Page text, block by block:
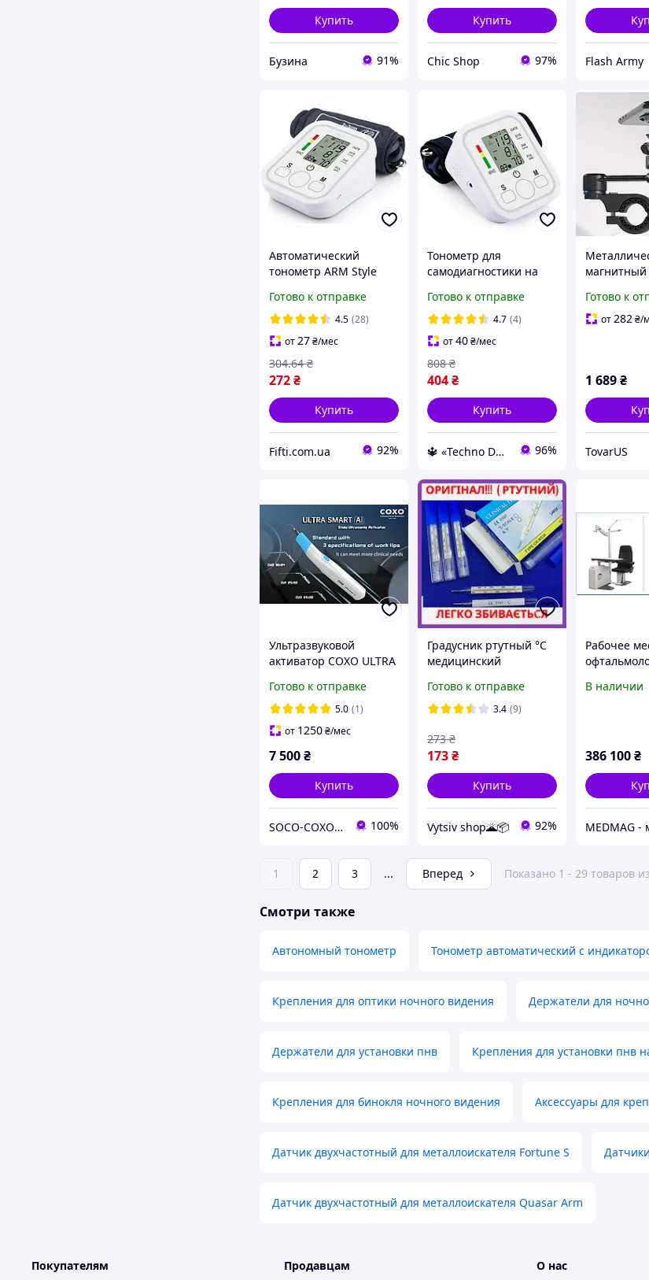
Купить
Бузина 91%
Купить
Chic Shop 97% Flash Army
Автоматический
тонометр ARM Style
аритмии
Готово к отправке
4.5 (28)
от27₴/мес
272₴
304.64 ₴
Купить
Fifti.com.ua 92%
Тонометр для
самодиагностики на
Тонометры
автоматические
компактные с
адаптером
Готово к отправке
4.7 (4)
от40₴/мес
404₴
808 ₴
Купить
🔱 «Techno Dom» Компетентность! Качество товара! Быстрая отправка! ✅ 96%
мотоцикла/
SMNU
Готово к
от282₴/
1 689₴
TovarUS
Ультразвуковой
активатор COXO ULTRA
Ultrasonic Activator LED
Готово к отправке
5.0 (1)
от 1250₴/мес
7 500₴
Купить
SOCO-COXO Эксклюзивный дистрибьютор COXO и SOCO в Украине. Игорь Ноенко рекомендует! 100%
Градусник ртутный °C
медицинский
в футляре ARM
Готово к отправке
3.4 (9)
173₴
273 ₴
Купить
Vytsiv shop🌋📦 92%
Рабочее
В наличии
386 100₴
1 2 3 ... Вперед Показано 1 - 29 товаров
Смотри также
Автономный тонометр Тонометр автоматический с
Крепления для оптики ночного видения Держатели для
Держатели для установки пнв Крепления для установки пнв
Крепления для бинокля ночного видения Аксессуары для
Датчик двухчастотный для металлоискателя Fortune S
Датчик двухчастотный для металлоискателя Quasar Arm
Покупателям Продавцам О нас